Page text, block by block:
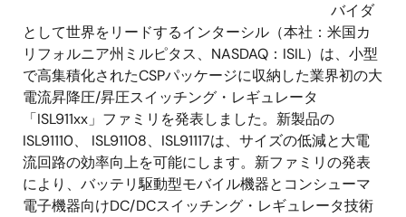
バイダ
として世界をリードするインターシル（本社：米国カ
リフォルニア州ミルピタス、NASDAQ：ISIL）は、小型
で高集積化されたCSPパッケージに収納した業界初の大
電流昇降圧/昇圧スイッチング・レギュレータ
「ISL911xx」ファミリを発表しました。新製品の
ISL91110、 ISL91108、ISL91117は、サイズの低減と大電
流回路の効率向上を可能にします。新ファミリの発表
により、バッテリ駆動型モバイル機器とコンシューマ
電子機器向けDC/DCスイッチング・レギュレータ技術